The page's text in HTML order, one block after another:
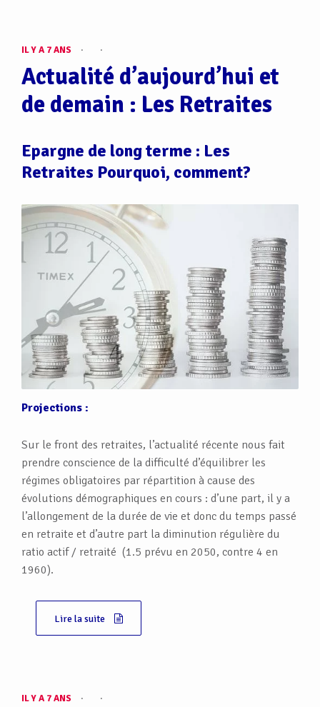
IL Y A 7 ANS · ·
Actualité d’aujourd’hui et
de demain : Les Retraites
Epargne de long terme : Les
Retraites Pourquoi, comment?
Projections :
Sur le front des retraites, l’actualité récente nous fait
prendre conscience de la difficulté d’équilibrer les
régimes obligatoires par répartition à cause des
évolutions démographiques en cours : d’une part, il y a
l’allongement de la durée de vie et donc du temps passé
en retraite et d’autre part la diminution régulière du
ratio actif / retraité (1.5 prévu en 2050, contre 4 en
1960).
Lire la suite
IL Y A 7 ANS · ·